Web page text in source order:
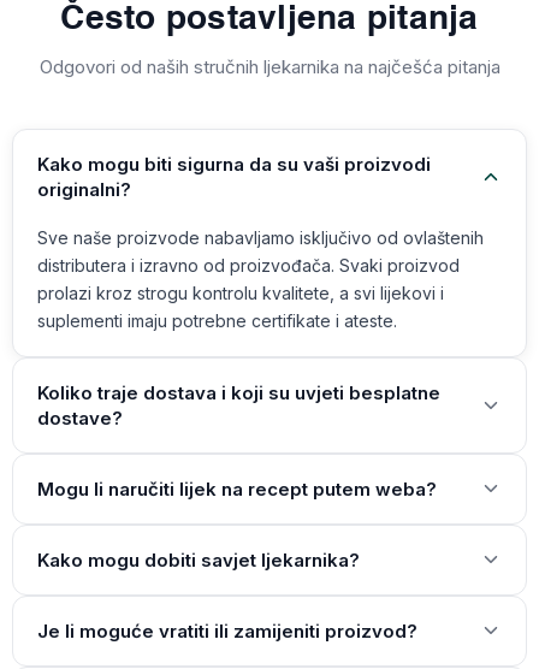
Često postavljena pitanja
Odgovori od naših stručnih ljekarnika na najčešća pitanja
Kako mogu biti sigurna da su vaši proizvodi
originalni?
Sve naše proizvode nabavljamo isključivo od ovlaštenih
distributera i izravno od proizvođača. Svaki proizvod
prolazi kroz strogu kontrolu kvalitete, a svi lijekovi i
suplementi imaju potrebne certifikate i ateste.
Koliko traje dostava i koji su uvjeti besplatne
dostave?
Mogu li naručiti lijek na recept putem weba?
Kako mogu dobiti savjet ljekarnika?
Je li moguće vratiti ili zamijeniti proizvod?